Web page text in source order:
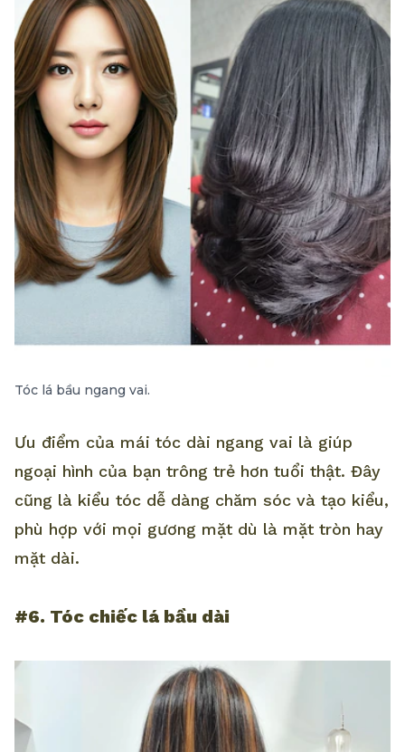
Tóc lá bầu ngang vai.
Ưu điểm của mái tóc dài ngang vai là giúp
ngoại hình của bạn trông trẻ hơn tuổi thật. Đây
cũng là kiểu tóc dễ dàng chăm sóc và tạo kiểu,
phù hợp với mọi gương mặt dù là mặt tròn hay
mặt dài.
#6. Tóc chiếc lá bầu dài